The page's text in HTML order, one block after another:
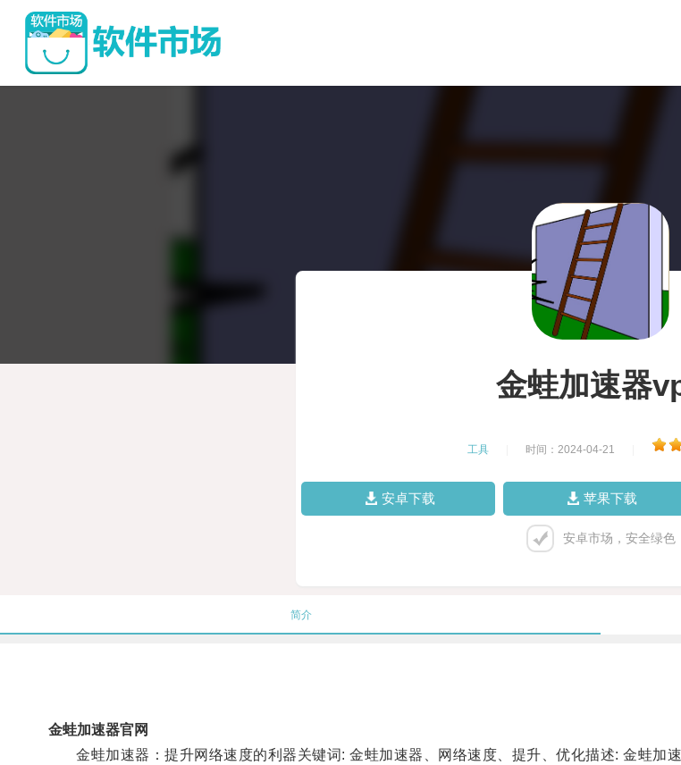
金蛙加速器
工具 时间：2024-04-21
安卓下载 苹果下载
安卓市场，安全绿色
简介
金蛙加速器官网
金蛙加速器：提升网络速度的利器关键词: 金蛙加速器、网络速度、提升、优化描述: 金蛙加